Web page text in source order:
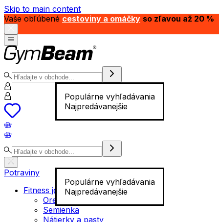
Skip to main content
Vaše obľúbené cestoviny a omáčky so zľavou až 20 %
Populárne vyhľadávania
Najpredávanejšie
Populárne vyhľadávania
Najpredávanejšie
Potraviny
Fitness jedlo
Orechy
Semienka
Nátierky a pasty